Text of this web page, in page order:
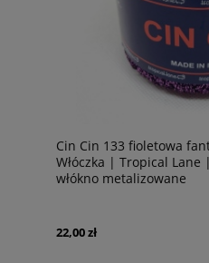
Cin Cin 133 fioletowa
Włóczka | Tropical Lane
włókno metalizowane
22,00 zł